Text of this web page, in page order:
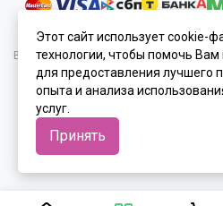
Вся представленная на сайте
стоимости товаров и услуг, носит
каких условиях не является
положениями Статьи 437(2)
Этот сайт использует cookie-
технологии, чтобы помочь Вам
для предоставления лучшего
опыта и анализа
услуг.
Принять